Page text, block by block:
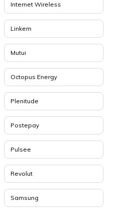
Internet Wireless
Linkem
Mutui
Octopus Energy
Plenitude
Postepay
Pulsee
Revolut
Samsung